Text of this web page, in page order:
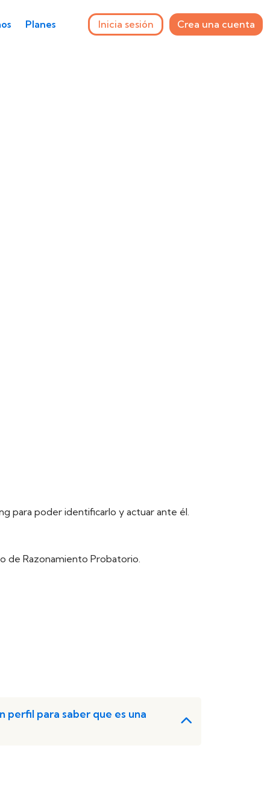
Planes Inicia sesión Crea una cuenta
para poder identificarlo y actuar ante él.
de Razonamiento Probatorio.
perfil para saber que es una